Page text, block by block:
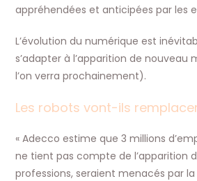
appréhendées et anticipées par les
L’évolution du numérique est
s’adapter à l’apparition de nouveau
l’on verra prochainement).
Les robots vont-ils
« Adecco estime que 3 millions
ne tient pas compte de l’apparition
professions, seraient menacés par